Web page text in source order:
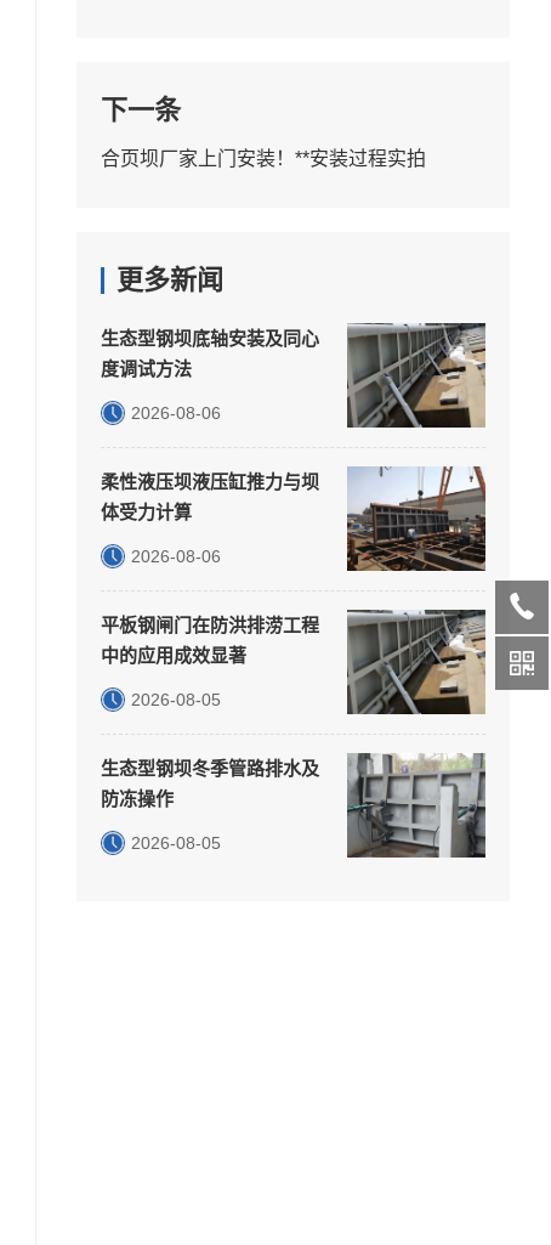
下一条
合页坝厂家上门安装！**安装过程实拍
更多新闻
生态型钢坝底轴安装及同心
度调试方法
2026-08-06
柔性液压坝液压缸推力与坝
体受力计算
2026-08-06
平板钢闸门在防洪排涝工程
中的应用成效显著
2026-08-05
生态型钢坝冬季管路排水及
防冻操作
2026-08-05